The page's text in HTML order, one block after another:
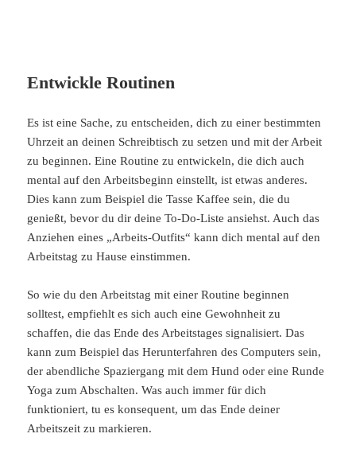
Entwickle Routinen
Es ist eine Sache, zu entscheiden, dich zu einer bestimmten
Uhrzeit an deinen Schreibtisch zu setzen und mit der Arbeit
zu beginnen. Eine Routine zu entwickeln, die dich auch
mental auf den Arbeitsbeginn einstellt, ist etwas anderes.
Dies kann zum Beispiel die Tasse Kaffee sein, die du
genießt, bevor du dir deine To-Do-Liste ansiehst. Auch das
Anziehen eines „Arbeits-Outfits“ kann dich mental auf den
Arbeitstag zu Hause einstimmen.
So wie du den Arbeitstag mit einer Routine beginnen
solltest, empfiehlt es sich auch eine Gewohnheit zu
schaffen, die das Ende des Arbeitstages signalisiert. Das
kann zum Beispiel das Herunterfahren des Computers sein,
der abendliche Spaziergang mit dem Hund oder eine Runde
Yoga zum Abschalten. Was auch immer für dich
funktioniert, tu es konsequent, um das Ende deiner
Arbeitszeit zu markieren.